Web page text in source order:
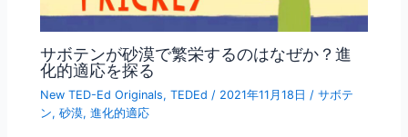
サボテンが砂漠で繁栄するのはなぜか？進
化的適応を探る
New TED-Ed Originals,TEDEd / 2021年11月18日/サボテ
ン,砂漠,進化的適応